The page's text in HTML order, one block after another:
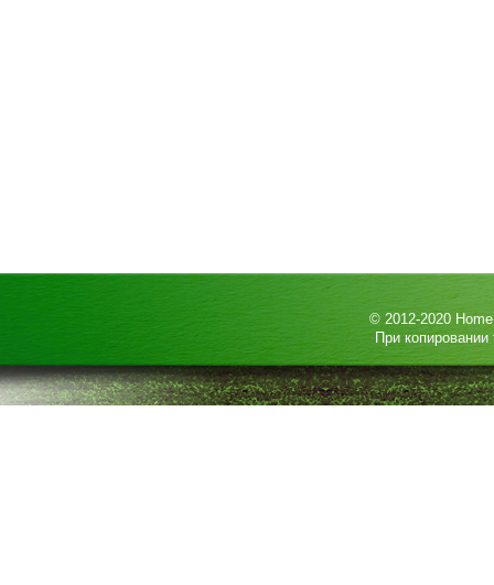
© 2012-2020
При